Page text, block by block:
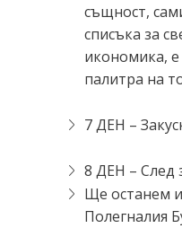
същност,
списъка за
икономика, е
палитра на
7 ДЕН –
8 ДЕН – След
Ще останем
Полегналия